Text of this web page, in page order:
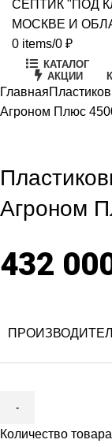
0 items/0 ₽
КАТАЛОГ
АКЦИИ
Главная
Агроном Плюс
Агроном
432
Количество